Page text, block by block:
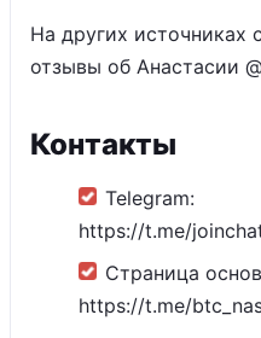
На других источниках
отзывы об Анастасии
Контакты
Telegram:
https://t.me/
Страница
https://t.me/